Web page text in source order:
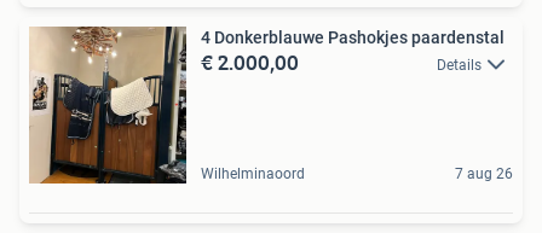
4 Donkerblauwe Pashokjes paardenstal
€ 2.000,00 Details
Wilhelminaoord 7 aug 26